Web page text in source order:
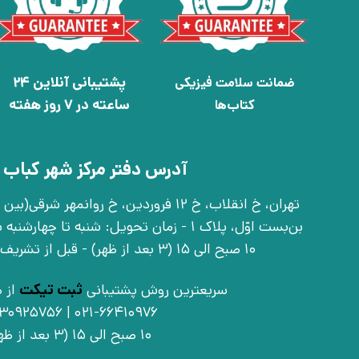
ضمانت سلامت فیزیکی
کتاب‌ها
پشتیبانی آنلاین 24
ساعته در 7 روز هفته
آدرس دفتر مرکز شهر
بن‌بست اوّل، پلاک 1 - زمان تحویل: شنبه
10 صبح الی 15 (3 بعد از ظهر) - قبل از تشریف آوردن تماس بگیرید
سریعترین روش پشتیبانی ثبت تیکت
10 صبح الی 15 (3 بعد از ظهر)